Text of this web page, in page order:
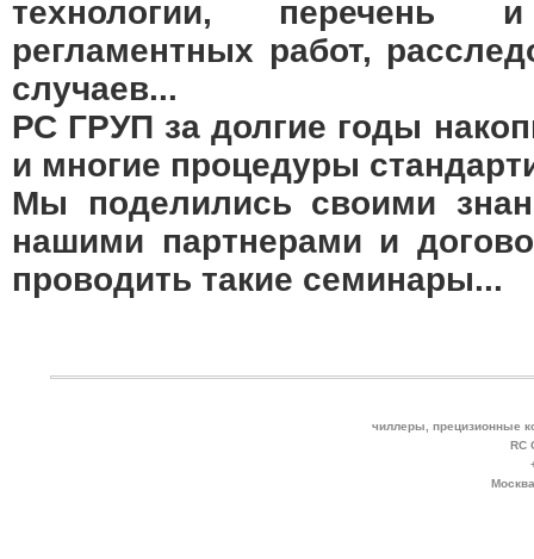
технологии, перечень и
регламентных работ,
случаев...
РС ГРУП за долгие годы
и многие процедуры
Мы поделились своими
нашими партнерами и
проводить такие семинары...
чиллеры, прецизионные
RC